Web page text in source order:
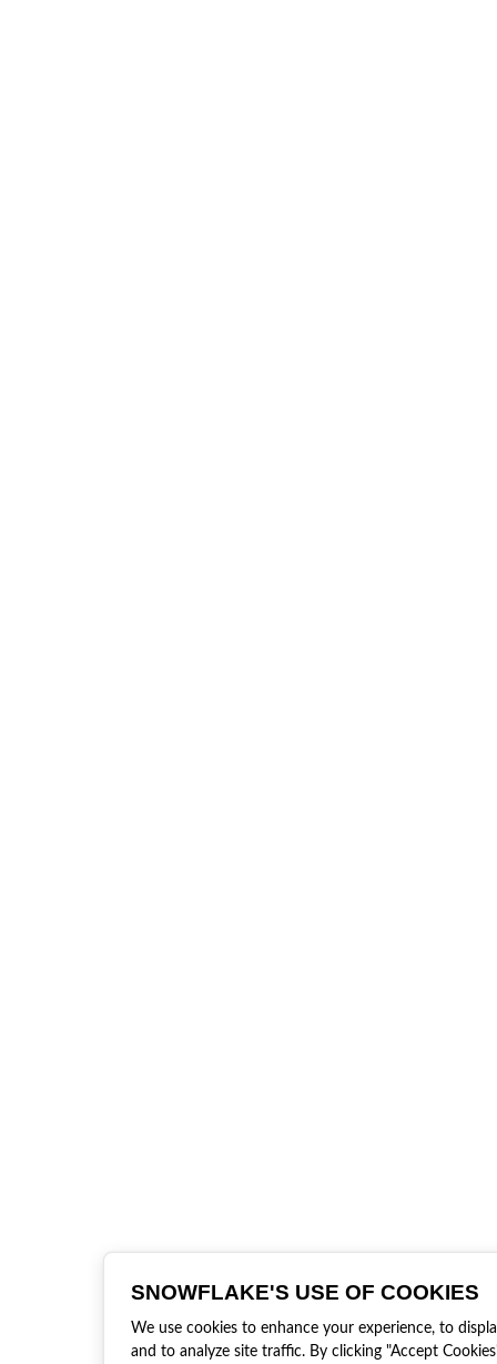
SNOWFLAKE'S USE OF COOKIES
We use cookies to enhance your experience, to
and to analyze site traffic. By clicking "Accept